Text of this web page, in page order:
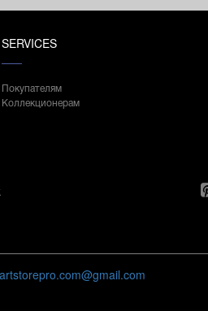
SERVICES
Покупателям
Коллекционерам
artstorepro.com@gmail.com